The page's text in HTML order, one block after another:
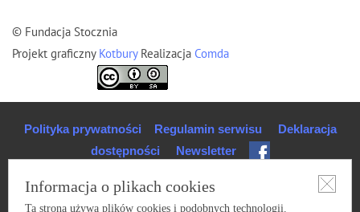
© Fundacja Stocznia
Projekt graficzny Kotbury Realizacja Comda
Informacja o plikach cookies
Ta strona używa plików cookies i podobnych technologii.
Polityka prywatności Regulamin serwisu
Deklaracja
dostępności
Newsletter